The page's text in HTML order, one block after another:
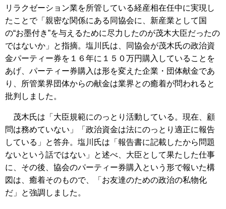
リラクゼーション業を所管している経産相在任中に実現し
たことで「親密な関係にある同協会に、新産業として国
の“お墨付き”を与えるために尽力したのが茂木大臣だったの
ではないか」と指摘。塩川氏は、同協会が茂木氏の政治資
金パーティー券を１６年に１５０万円購入していることを
あげ、パーティー券購入は形を変えた企業・団体献金であ
り、所管業界団体からの献金は業界との癒着が問われると
批判しました。
茂木氏は「大臣規範にのっとり活動している。現在、顧
問は務めていない」「政治資金は法にのっとり適正に報告
している」と答弁。塩川氏は「報告書に記載したから問題
ないという話ではない」と述べ、大臣として果たした仕事
に、その後、協会のパーティー券購入という形で報いた構
図は、癒着そのもので、「お友達のための政治の私物化
だ」と強調しました。